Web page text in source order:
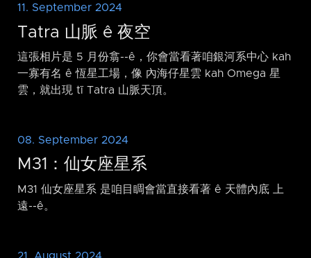
11. September 2024
Tatra 山脈 ê 夜空
這張相片是 5 月份翕-⁠-ê，你會當看著咱銀河系中心 kah
一寡有名 ê 恆星工場，像 內海仔星雲 kah Omega 星
雲，就出現 tī Tatra 山脈天頂。
08. September 2024
M31：仙女座星系
M31 仙女座星系 是咱目睭會當直接看著 ê 天體內底 上
遠-⁠-ê。
21. August 2024